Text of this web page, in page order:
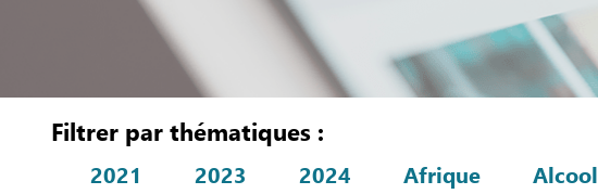
Filtrer par thématiques :
2021 2023 2024 Afrique Alcool